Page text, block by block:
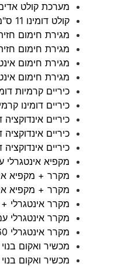
מערכת קולט אדים דומינו
קולט דומינו 11 ס"מ שחור משולב נירוסטה
מגירת חימום חזית
מגירת חימום חזית
מגירת חימום
מגירת חימום
כיריים קרמיות דומינו 2 מוקדים
כיריים דומינו קרמיות
כיריים אינדוקציה
כיריים אינדוקציה דומינו 2
כיריים אינדוקציה
מקפיא אינטגרלי עם
מקרר + מקפיא
מקרר + מקפיא
מקרר אינטגרלי +
מקרר אינטגרלי עם
מקרר אינטגרלי 60 ס"מ
מכשיר ואקום
מכשיר ואקום